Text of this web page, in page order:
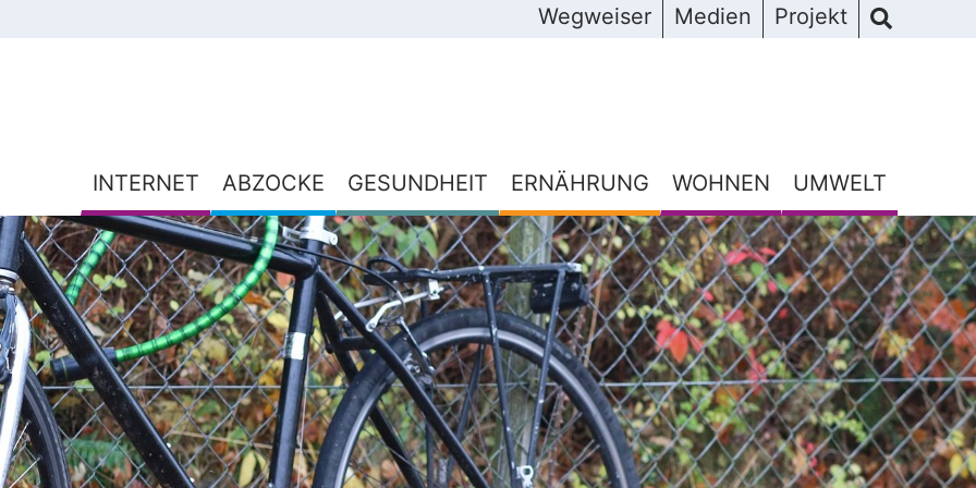
Wegweiser Medien Projekt
INTERNET ABZOCKE GESUNDHEIT ERNÄHRUNG WOHNEN UMWELT